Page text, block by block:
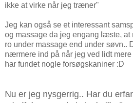
ikke at virke når jeg træner"
Jeg kan også se et interessant
og massage da jeg engang læste, at
ro under massage end under søvn..
nærmere ind på når jeg ved lidt
har fundet nogle forsøgskaniner :D
Nu er jeg nysgerrig.. Har du